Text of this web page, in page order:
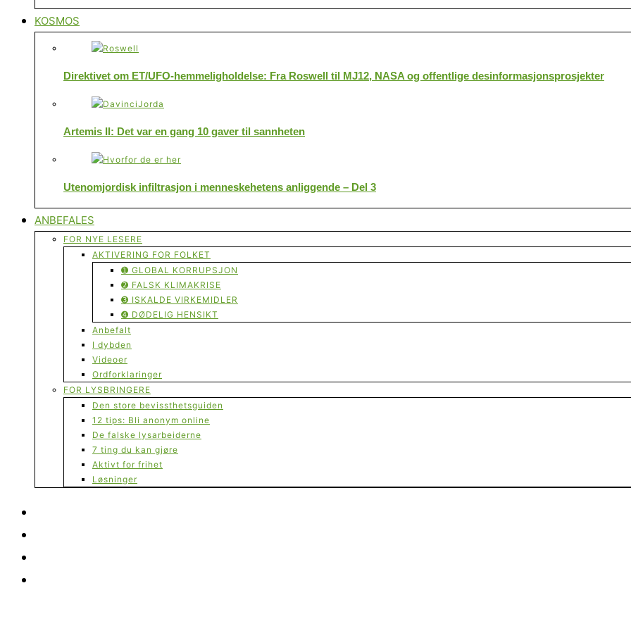
KOSMOS
Direktivet om ET/UFO-hemmeligholdelse: Fra Roswell til MJ12, NASA og offentlige desinformasjonsprosjekter
Artemis II: Det var en gang 10 gaver til sannheten
Utenomjordisk infiltrasjon i menneskehetens anliggende – Del 3
ANBEFALES
FOR NYE LESERE
AKTIVERING FOR FOLKET
➊ GLOBAL KORRUPSJON
➋ FALSK KLIMAKRISE
➌ ISKALDE VIRKEMIDLER
➍ DØDELIG HENSIKT
Anbefalt
I dybden
Videoer
Ordforklaringer
FOR LYSBRINGERE
Den store bevissthetsguiden
12 tips: Bli anonym online
De falske lysarbeiderne
7 ting du kan gjøre
Aktivt for frihet
Løsninger